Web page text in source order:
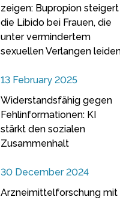
zeigen: Bupropion steigert
die Libido bei Frauen, die
unter vermindertem
sexuellen Verlangen
13 February 2025
Widerstandsfähig gegen
Fehlinformationen: KI
stärkt den sozialen
Zusammenhalt
30 December 2024
Arzneimittelforschung mit